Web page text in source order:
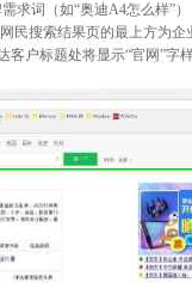
求词（如“奥迪A4怎么样”）
网民搜索结果页的最上方为
客户标题处将显示“官网”字